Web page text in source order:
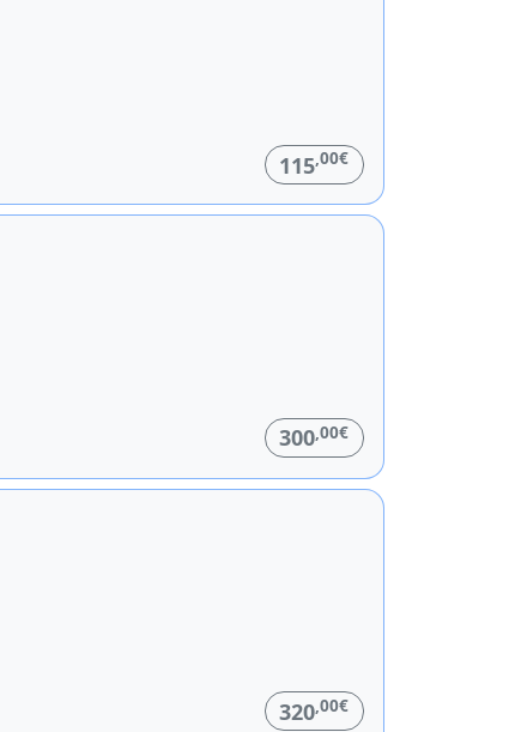
115,00€
300,00€
320,00€